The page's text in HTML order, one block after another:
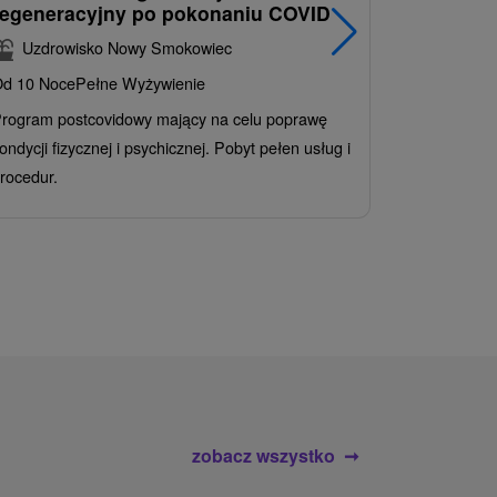
po pokonaniu COVID
Uzdrowisko Nowy Smokowiec
10 NocePełne Wyżywienie
postcovidowy mający na celu poprawę
fizycznej i psychicznej. Pobyt pełen usług i
zobacz wszystko